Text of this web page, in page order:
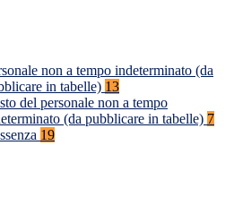
non a tempo indeterminato (da
in tabelle) 13
del personale non a tempo
(da pubblicare in tabelle) 7
19